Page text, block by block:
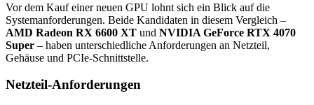
Vor dem Kauf einer neuen GPU lohnt sich ein Blick auf die
Systemanforderungen. Beide Kandidaten in diesem Vergleich –
AMD Radeon RX 6600 XT und NVIDIA GeForce RTX 4070
Super – haben unterschiedliche Anforderungen an Netzteil,
Gehäuse und PCIe-Schnittstelle.
Netzteil-Anforderungen